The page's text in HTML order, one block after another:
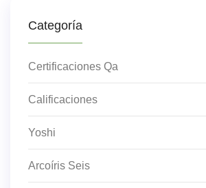
Categoría
Certificaciones Qa
Calificaciones
Yoshi
Arcoíris Seis